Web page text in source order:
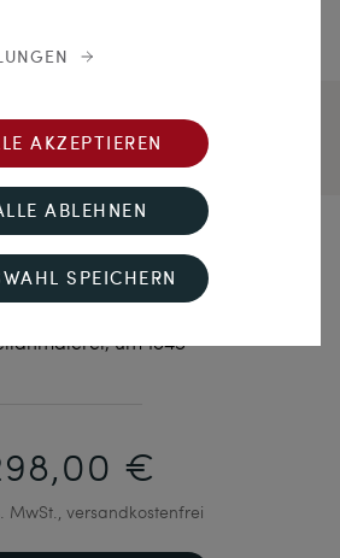
für Kinder
um 1845
€
MwSt., versandkostenfrei
AKZEPTIEREN
ABLEHNEN
SPEICHERN